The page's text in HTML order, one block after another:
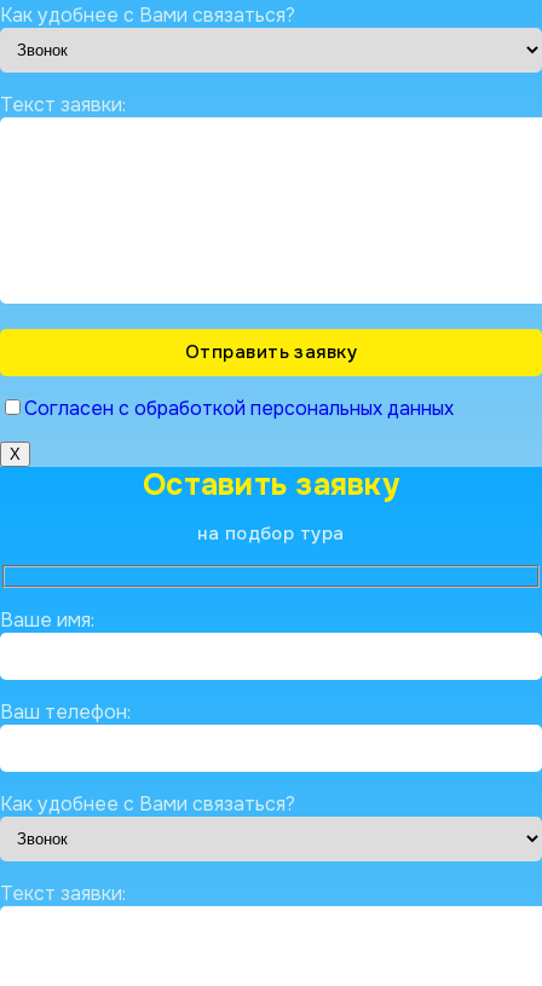
Как удобнее с Вами связаться?
Текст заявки:
Согласен с обработкой персональных данных
X
Оставить заявку
на подбор тура
Ваше имя:
Ваш телефон:
Как удобнее с Вами связаться?
Текст заявки: